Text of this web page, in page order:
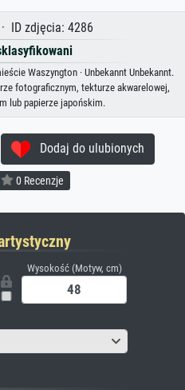
ID zdjęcia: 4286
Waszyngton · Unbekannt Unbekannt.
fotograficznym, tekturze akwarelowej,
lub papierze japońskim.
Dodaj do ulubionych
0 Recenzje
Wysokość (Motyw, cm)